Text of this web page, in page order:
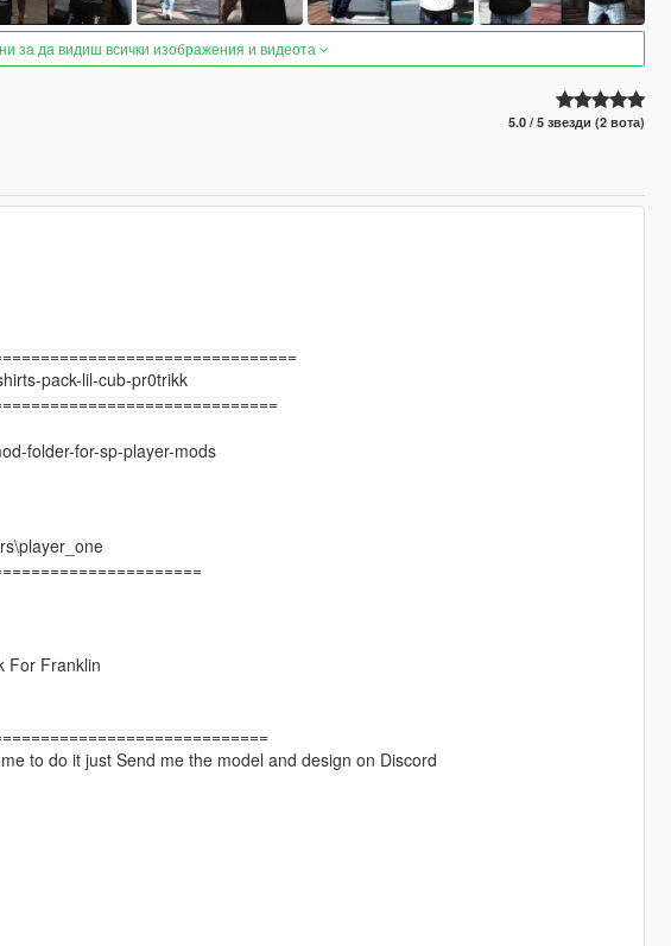
за да видиш всички изображения и видеота
5.0 / 5 звезди (2 вота)
pack-lil-cub-pr0trikk
folder-for-sp-player-mods
For Franklin
to do it just Send me the model and design on Discord